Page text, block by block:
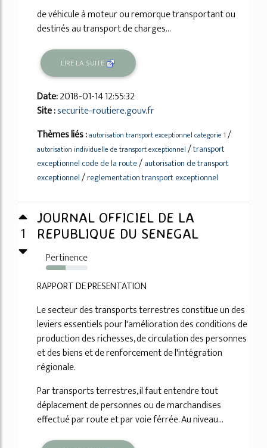
de véhicule à moteur ou remorque transportant ou
destinés au transport de charges...
LIRE LA SUITE
Date:2018-01-14 12:55:32
Site :securite-routiere.gouv.fr
Thèmes liés :autorisation transport exceptionnel categorie 1 /
autorisation individuelle de transport exceptionnel /transport
exceptionnel code de la route/autorisation de transport
exceptionnel/reglementation transport exceptionnel
1
JOURNAL OFFICIEL DE LA
REPUBLIQUE DU SENEGAL
Pertinence
47%
RAPPORT DE PRESENTATION
Le secteur des transports terrestres constitue un des
leviers essentiels pour l'amélioration des conditions de
production des richesses, de circulation des personnes
et des biens et de renforcement de l'intégration
régionale.
Par transports terrestres, il faut entendre tout
déplacement de personnes ou de marchandises
effectué par route et par voie férrée. Au niveau...